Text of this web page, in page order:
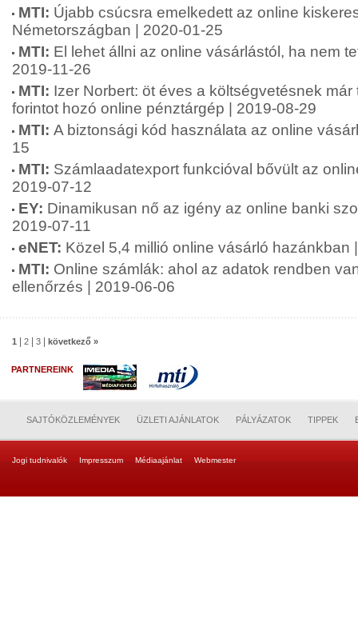
MTI: Újabb csúcsra emelkedett az online
Németországban | 2020-01-25
MTI: El lehet állni az online vásárlástól, ha nem
2019-11-26
MTI: Izer Norbert: öt éves a költségvetésnek már
forintot hozó online pénztárgép | 2019-08-29
MTI: A biztonsági kód használata az online
15
MTI: Számlaadatexport funkcióval bővült az
2019-07-12
EY: Dinamikusan nő az igény az online banki
2019-07-11
eNET: Közel 5,4 millió online vásárló hazánkban
MTI: Online számlák: ahol az adatok rendben
ellenőrzés | 2019-06-06
1 2 3 következő »
PARTNEREINK
SAJTÓKÖZLEMÉNYEK ÜZLETI AJÁNLATOK PÁLYÁZATOK TIPPEK
Jogi tudnivalók Impresszum Médiaajánlat Webmester